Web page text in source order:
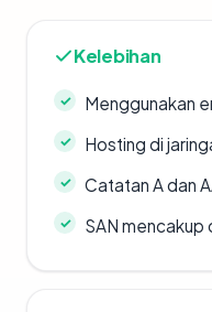
Kelebihan
Menggunakan
Hosting di
Catatan A dan
SAN mencakup